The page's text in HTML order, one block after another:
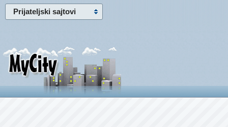
Prijateljski sajtovi